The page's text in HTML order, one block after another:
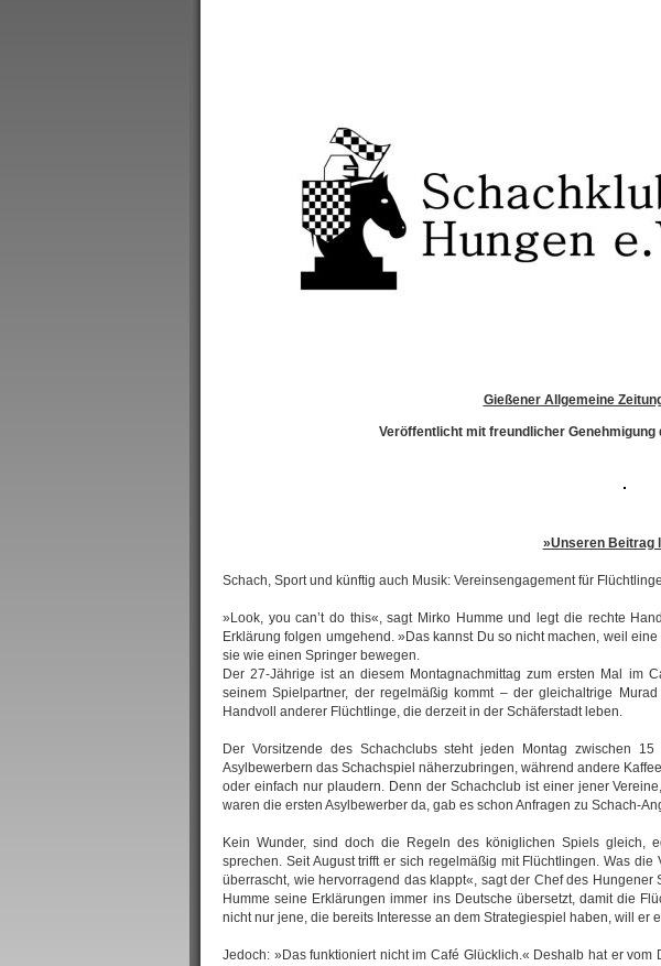
Gießener Allgemeine
Veröffentlicht mit freundlicher Genehmigung
»Unseren Beitrag
Schach, Sport und künftig auch Musik: Vereinsengagement für
»Look, you can’t do this«, sagt Mirko Humme und legt die rechte
Erklärung folgen umgehend. »Das kannst Du so nicht machen, weil
sie wie einen Springer bewegen.
Der 27-Jährige ist an diesem Montagnachmittag zum ersten Mal im
seinem Spielpartner, der regelmäßig kommt – der gleichaltrige
Handvoll anderer Flüchtlinge, die derzeit in der Schäferstadt leben.
Der Vorsitzende des Schachclubs steht jeden Montag zwischen
Asylbewerbern das Schachspiel näherzubringen, während andere
oder einfach nur plaudern. Denn der Schachclub ist einer jener
waren die ersten Asylbewerber da, gab es schon Anfragen zu Schach-
Kein Wunder, sind doch die Regeln des königlichen Spiels gleich,
sprechen. Seit August trifft er sich regelmäßig mit Flüchtlingen. Was
überrascht, wie hervorragend das klappt«, sagt der Chef des
Humme seine Erklärungen immer ins Deutsche übersetzt, damit die
nicht nur jene, die bereits Interesse an dem Strategiespiel haben, will er
Jedoch: »Das funktioniert nicht im Café Glücklich.« Deshalb hat er